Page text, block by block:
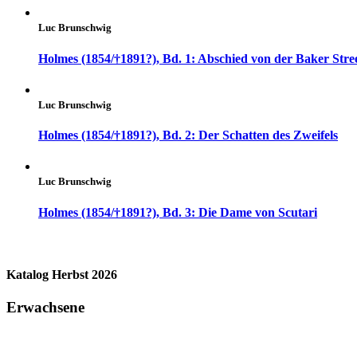
Luc Brunschwig
Holmes (1854/†1891?), Bd. 1: Abschied von der Baker
Luc Brunschwig
Holmes (1854/†1891?), Bd. 2: Der Schatten des Zweifels
Luc Brunschwig
Holmes (1854/†1891?), Bd. 3: Die Dame von Scutari
Katalog Herbst 2026
Erwachsene